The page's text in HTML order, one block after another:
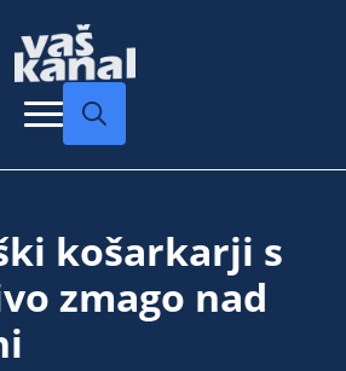
košarkarji s
zmago nad